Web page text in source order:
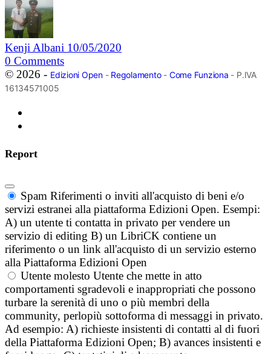
Kenji Albani 10/05/2020
0 Comments
© 2026 - Edizioni Open- Regolamento- Come Funziona - P.IVA
16134571005
Report
Spam Riferimenti o inviti all'acquisto di beni e/o
servizi estranei alla piattaforma Edizioni Open. Esempi:
A) un utente ti contatta in privato per vendere un
servizio di editing B) un LibriCK contiene un
riferimento o un link all'acquisto di un servizio esterno
alla Piattaforma Edizioni Open
Utente molesto Utente che mette in atto
comportamenti sgradevoli e inappropriati che possono
turbare la serenità di uno o più membri della
community, perlopiù sottoforma di messaggi in privato.
Ad esempio: A) richieste insistenti di contatti al di fuori
della Piattaforma Edizioni Open; B) avances insistenti e